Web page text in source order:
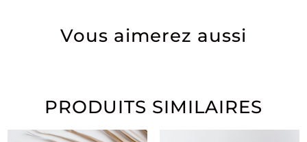
Vous aimerez aussi
PRODUITS SIMILAIRES